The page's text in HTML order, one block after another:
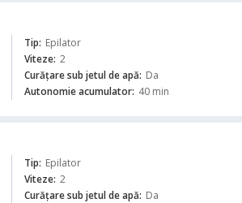
Tip: Epilator
Viteze: 2
Curăţare sub jetul de apă: Da
Autonomie acumulator: 40 min
Tip: Epilator
Viteze: 2
Curăţare sub jetul de apă: Da